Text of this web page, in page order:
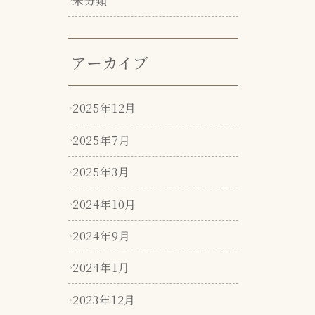
アーカイブ
2025年12月
2025年7月
2025年3月
2024年10月
2024年9月
2024年1月
2023年12月